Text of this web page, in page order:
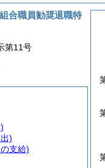
合職員勧奨退職特
第11号
)
支給)